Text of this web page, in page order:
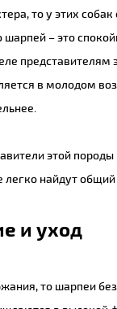
то у этих
шарпей – это
представителям
в молодом
этой
найдут
и уход
то шарпеи